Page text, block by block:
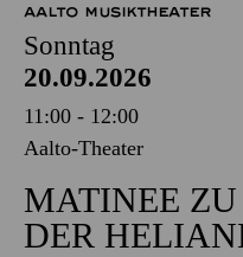
AALTO MUSIKTHEATER
Sonntag
20.09.2026
11:00 - 12:00
Aalto-Theater
MATINEE
DER